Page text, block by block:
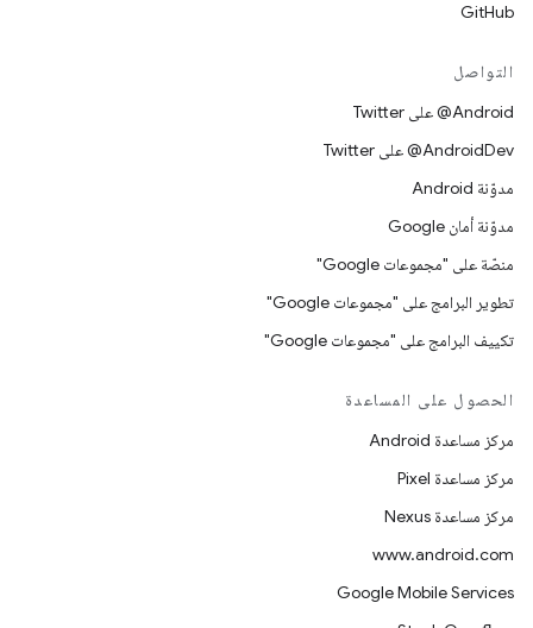
GitHub
التواصل
‎@Android على Twitter
‎@AndroidDev على Twitter
مدوّنة Android
مدوّنة أمان Google
منصّة على "مجموعات Google"
تطوير البرامج على "مجموعات Google"
تكييف البرامج على "مجموعات Google"
الحصول على المساعدة
مركز مساعدة Android
مركز مساعدة Pixel
مركز مساعدة Nexus
www.android.com
Google Mobile Services